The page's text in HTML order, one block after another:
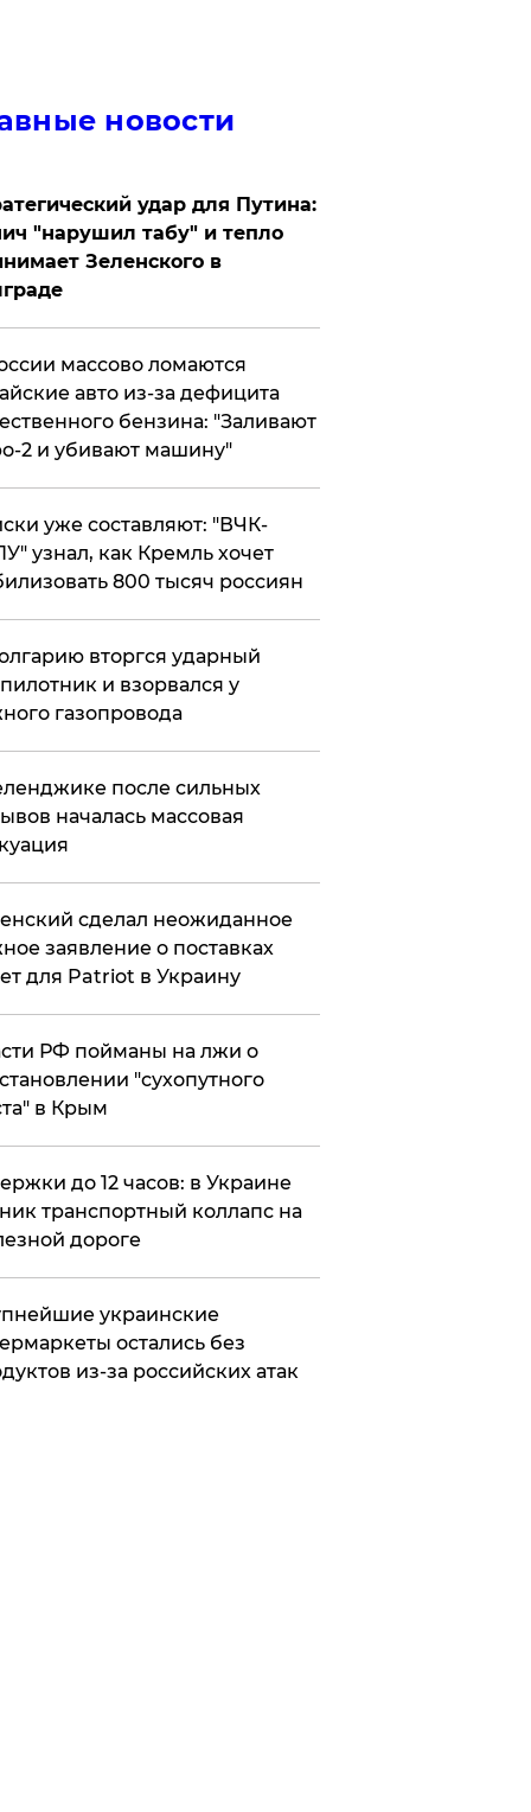
новости
удар для Путина:
"нарушил табу" и тепло
Зеленского в
массово ломаются
авто из-за дефицита
бензина: "Заливают
2 и убивают машину"
уже составляют: "ВЧК-
узнал, как Кремль хочет
800 тысяч россиян
вторгся ударный
и взорвался у
газопровода
после сильных
началась массовая
сделал неожиданное
заявление о поставках
для Patriot в Украину
РФ пойманы на лжи о
"сухопутного
в Крым
до 12 часов: в Украине
транспортный коллапс на
дороге
украинские
остались без
из-за российских атак